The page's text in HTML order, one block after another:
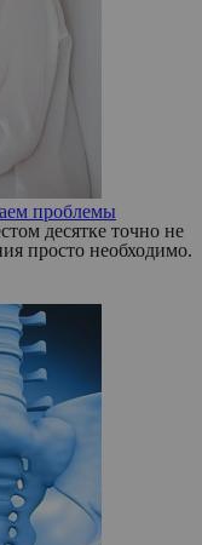
проблемы
десятке точно не
просто необходимо.